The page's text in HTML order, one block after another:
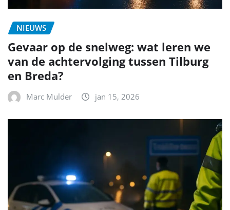
NIEUWS
Gevaar op de snelweg: wat leren we
van de achtervolging tussen Tilburg
en Breda?
Marc Mulder jan 15, 2026